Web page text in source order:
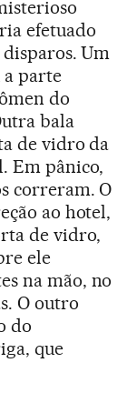
efetuado
Um
parte
do
bala
de vidro da
Em pânico,
correram. O
ao hotel,
de vidro,
ele
na mão, no
O outro
do
que